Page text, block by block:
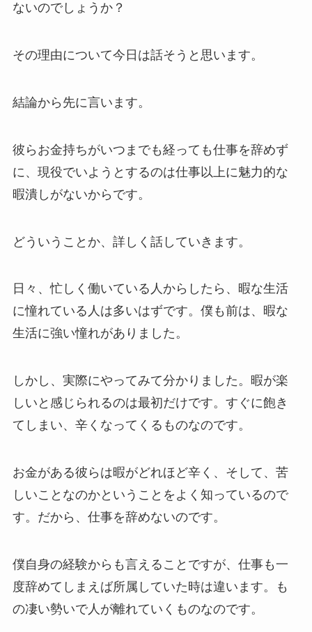
ないのでしょうか？
その理由について今日は話そうと思います。
結論から先に言います。
彼らお金持ちがいつまでも経っても仕事を辞めず
に、現役でいようとするのは仕事以上に魅力的な
暇潰しがないからです。
どういうことか、詳しく話していきます。
日々、忙しく働いている人からしたら、暇な生活
に憧れている人は多いはずです。僕も前は、暇な
生活に強い憧れがありました。
しかし、実際にやってみて分かりました。暇が楽
しいと感じられるのは最初だけです。すぐに飽き
てしまい、辛くなってくるものなのです。
お金がある彼らは暇がどれほど辛く、そして、苦
しいことなのかということをよく知っているので
す。だから、仕事を辞めないのです。
僕自身の経験からも言えることですが、仕事も一
度辞めてしまえば所属していた時は違います。も
の凄い勢いで人が離れていくものなのです。